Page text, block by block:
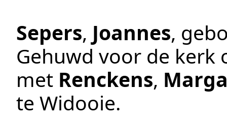
Sepers, Joannes,
Gehuwd voor de kerk
met Renckens,
te Widooie.